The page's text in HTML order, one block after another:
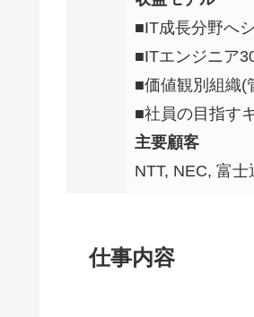
■IT成長分野へ
■ITエンジニア
■価値観別組織(
■社員の目指す
主要顧客
NTT, NEC, 富
仕事内容